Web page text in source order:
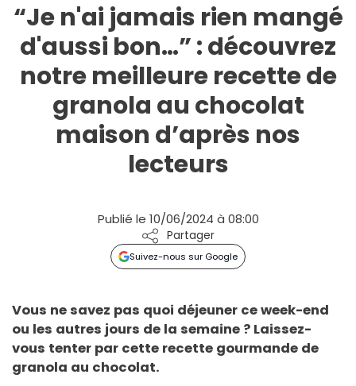
“Je n'ai jamais rien mangé
d'aussi bon…” : découvrez
notre meilleure recette de
granola au chocolat
maison d’après nos
lecteurs
Publié le 10/06/2024 à 08:00
Partager
Suivez-nous sur Google
Vous ne savez pas quoi déjeuner ce week-end
ou les autres jours de la semaine ? Laissez-
vous tenter par cette recette gourmande de
granola au chocolat.